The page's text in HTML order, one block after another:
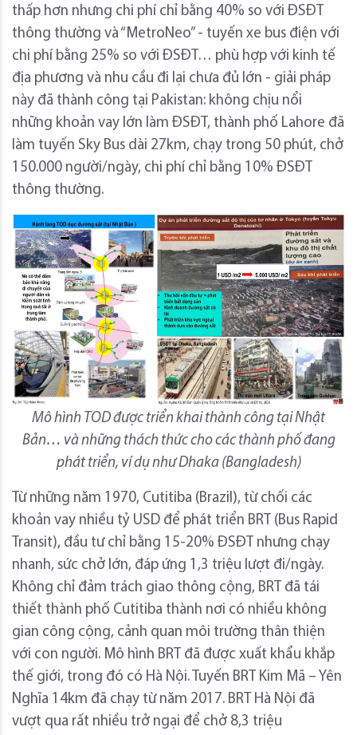
thấp hơn nhưng chi phí chỉ bằng 40% so với ĐSĐT
thông thường và “MetroNeo” - tuyến xe bus điện với
chi phí bằng 25% so với ĐSĐT… phù hợp với kinh tế
địa phương và nhu cầu đi lại chưa đủ lớn - giải pháp
này đã thành công tại Pakistan: không chịu nổi
những khoản vay lớn làm ĐSĐT, thành phố Lahore đã
làm tuyến Sky Bus dài 27km, chạy trong 50 phút, chở
150.000 người/ngày, chi phí chỉ bằng 10% ĐSĐT
thông thường.
Mô hình TOD được triển khai thành công tại Nhật
Bản… và những thách thức cho các thành phố đang
phát triển, ví dụ như Dhaka (Bangladesh)
Từ những năm 1970, Cutitiba (Brazil), từ chối các
khoản vay nhiều tỷ USD để phát triển BRT (Bus Rapid
Transit), đầu tư chỉ bằng 15-20% ĐSĐT nhưng chạy
nhanh, sức chở lớn, đáp ứng 1,3 triệu lượt đi/ngày.
Không chỉ đảm trách giao thông cộng, BRT đã tái
thiết thành phố Cutitiba thành nơi có nhiều không
gian công cộng, cảnh quan môi trường thân thiện
với con người. Mô hình BRT đã được xuất khẩu khắp
thế giới, trong đó có Hà Nội. Tuyến BRT Kim Mã – Yên
Nghĩa 14km đã chạy từ năm 2017. BRT Hà Nội đã
vượt qua rất nhiều trở ngại để chở 8,3 triệu